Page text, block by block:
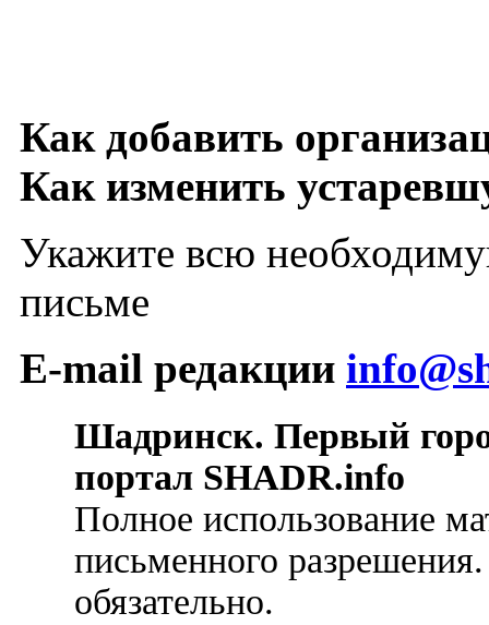
Как добавить
Как изменить
Укажите всю
письме
E-mail редакции
Шадринск. Первый
портал SHADR.info
Полное использование
письменного
обязательно.